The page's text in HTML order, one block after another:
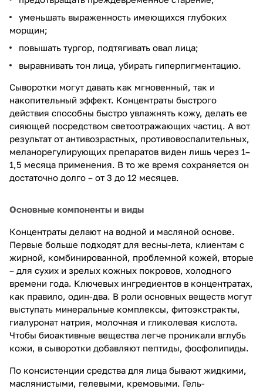
уменьшать выраженность имеющихся глубоких
морщин;
повышать тургор, подтягивать овал лица;
выравнивать тон лица, убирать гиперпигментацию.
Сыворотки могут давать как мгновенный, так и
накопительный эффект. Концентраты быстрого
действия способны быстро увлажнять кожу, делать ее
сияющей посредством светоотражающих частиц. А вот
результат от антивозрастных, противовоспалительных,
меланорегулирующих препаратов виден лишь через 1–
1,5 месяца применения. В то же время сохраняется он
достаточно долго – от 3 до 12 месяцев.
Основные компоненты и виды
Концентраты делают на водной и масляной основе.
Первые больше подходят для весны-лета, клиентам с
жирной, комбинированной, проблемной кожей, вторые
– для сухих и зрелых кожных покровов, холодного
времени года. Ключевых ингредиентов в концентратах,
как правило, один-два. В роли основных веществ могут
выступать минеральные комплексы, фитоэкстракты,
гиалуронат натрия, молочная и гликолевая кислота.
Чтобы биоактивные вещества легче проникали вглубь
кожи, в сыворотки добавляют пептиды, фосфолипиды.
По консистенции средства для лица бывают жидкими,
маслянистыми, гелевыми, кремовыми. Гель-